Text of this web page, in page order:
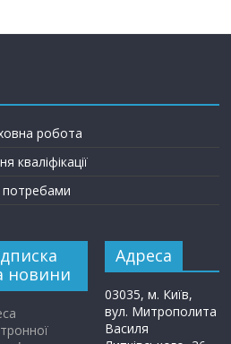
робота
кваліфікації
потребами
новини
Адреса
03035, м. Київ,
вул. Митрополита
Василя